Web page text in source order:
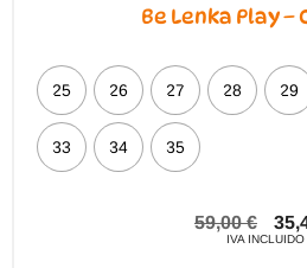
Be Lenka Play –
25 26 27 28 29
33 34 35
59,00€
IVA INCLUIDO